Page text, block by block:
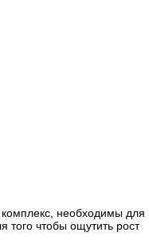
необходимы для
того чтобы ощутить рост